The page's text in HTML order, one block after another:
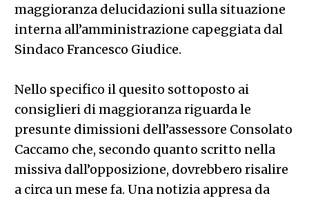
maggioranza delucidazioni sulla situazione
interna all’amministrazione capeggiata dal
Sindaco Francesco Giudice.
Nello specifico il quesito sottoposto ai
consiglieri di maggioranza riguarda le
presunte dimissioni dell’assessore Consolato
Caccamo che, secondo quanto scritto nella
missiva dall’opposizione, dovrebbero risalire
a circa un mese fa. Una notizia appresa da